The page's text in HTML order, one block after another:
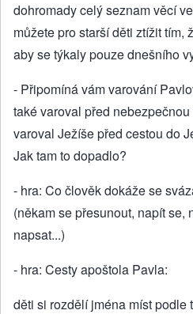
dohromady celý seznam věcí
můžete pro starší děti ztížit tím,
aby se týkaly pouze dnešního
- Připomíná vám varování
také varoval před
varoval Ježíše před cestou do
Jak tam to dopadlo?
- hra: Co člověk dokáže se
(někam se přesunout, napít se,
napsat...)
- hra: Cesty apoštola Pavla:
děti si rozdělí jména míst podle